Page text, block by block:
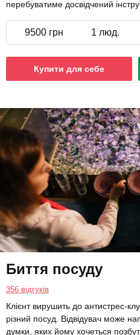
перебуватиме досвідчений
9500 грн 1 люд.
Купити для себе
Биття посуду
356 відгуків
Клієнт вирушить до антистрес-
різний посуд. Відвідувач може
думки, яких йому хочеться